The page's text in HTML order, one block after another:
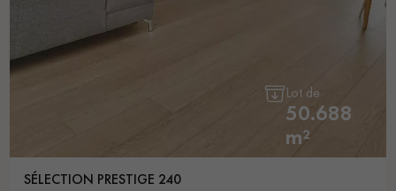
Lot de
50.688
m²
SÉLECTION PRESTIGE 240